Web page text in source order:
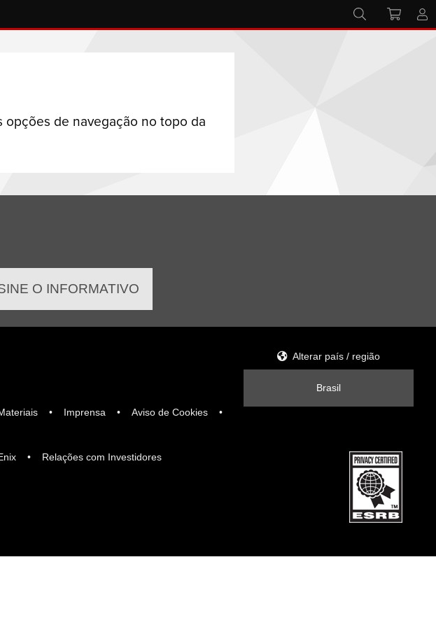
opções de navegação no topo da
O INFORMATIVO
Imprensa
Aviso de Cookies
Relações com Investidores
Alterar país / região
Brasil